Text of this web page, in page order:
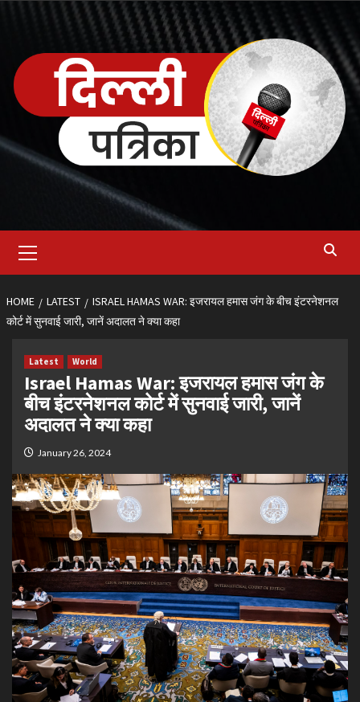
content
Menu
HOME LATEST
ISRAEL HAMAS WAR: इजरायल हमास जंग के बीच इंटरनेशनल
कोर्ट में सुनवाई जारी, जानें अदालत ने क्या कहा
Latest World
Israel Hamas War: इजरायल हमास जंग के
बीच इंटरनेशनल कोर्ट में सुनवाई जारी, जानें
अदालत ने क्या कहा
January 26, 2024